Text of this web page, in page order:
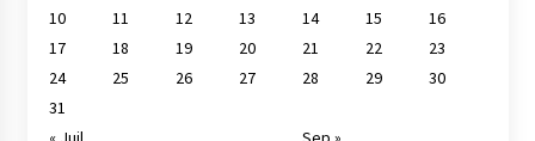
10
11 12 13 14 15
16
17
18 19 20 21 22
23
24
25 26 27 28 29
30
31